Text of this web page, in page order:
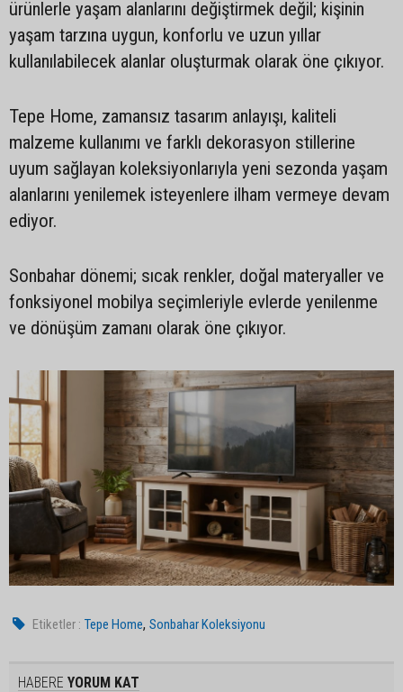
ürünlerle yaşam alanlarını değiştirmek değil; kişinin
yaşam tarzına uygun, konforlu ve uzun yıllar
kullanılabilecek alanlar oluşturmak olarak öne çıkıyor.
Tepe Home, zamansız tasarım anlayışı, kaliteli
malzeme kullanımı ve farklı dekorasyon stillerine
uyum sağlayan koleksiyonlarıyla yeni sezonda yaşam
alanlarını yenilemek isteyenlere ilham vermeye devam
ediyor.
Sonbahar dönemi; sıcak renkler, doğal materyaller ve
fonksiyonel mobilya seçimleriyle evlerde yenilenme
ve dönüşüm zamanı olarak öne çıkıyor.
Etiketler : Tepe Home,Sonbahar Koleksiyonu
HABERE YORUM KAT